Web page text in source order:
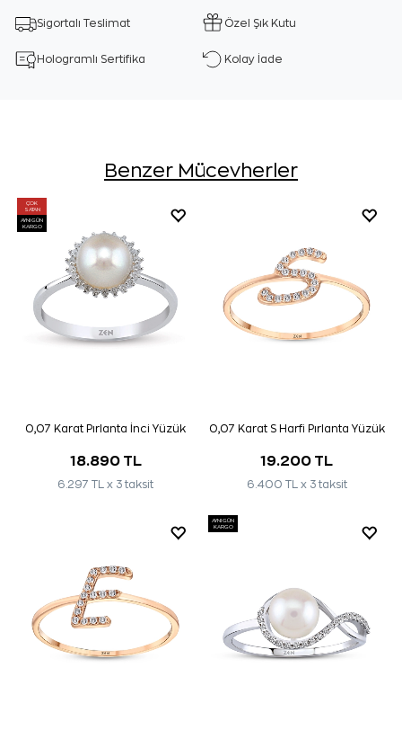
Sigortalı Teslimat Özel Şık Kutu
Hologramlı Sertifika Kolay İade
Benzer Mücevherler
ÇOK
SATAN
AYNI GÜN
KARGO
0,07 Karat Pırlanta İnci Yüzük
18.890 TL
6.297 TL x 3 taksit
0,07 Karat S Harfi Pırlanta Yüzük
19.200 TL
6.400 TL x 3 taksit
AYNI GÜN
KARGO